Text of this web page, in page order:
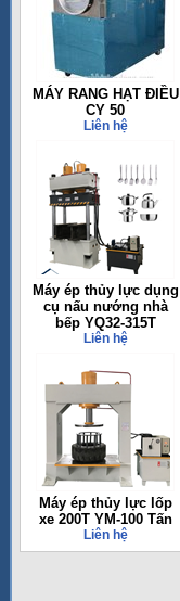
MÁY RANG HẠT ĐIỀU
CY 50
Liên hệ
Máy ép thủy lực dụng
cụ nấu nướng nhà
bếp YQ32-315T
Liên hệ
Máy ép thủy lực lốp
xe 200T YM-100 Tấn
Liên hệ